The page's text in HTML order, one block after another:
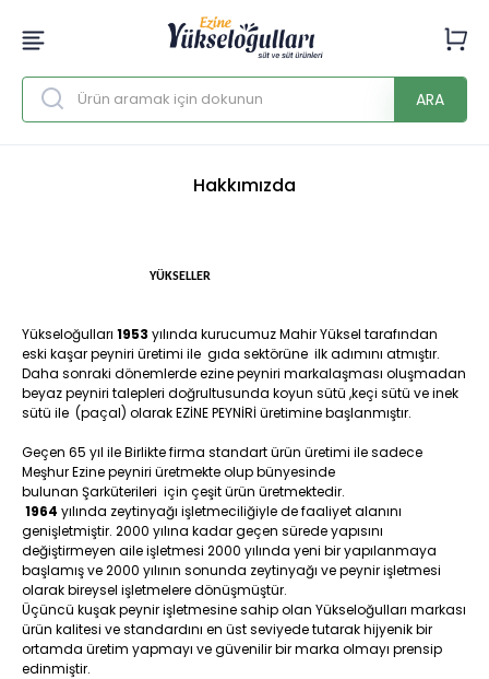
ARA
Hakkımızda
YÜKSELLER
Yükseloğulları 1953 yılında kurucumuz Mahir Yüksel tarafından
eski kaşar peyniri üretimi ile gıda sektörüne ilk adımını atmıştır.
Daha sonraki dönemlerde ezine peyniri markalaşması oluşmadan
beyaz peyniri talepleri doğrultusunda koyun sütü ,keçi sütü ve inek
sütü ile (paçal) olarak EZİNE PEYNİRİ üretimine başlanmıştır.
Geçen 65 yıl ile Birlikte firma standart ürün üretimi ile sadece
Meşhur Ezine peyniri üretmekte olup bünyesinde
bulunan Şarküterileri için çeşit ürün üretmektedir.
1964 yılında zeytinyağı işletmeciliğiyle de faaliyet alanını
genişletmiştir. 2000 yılına kadar geçen sürede yapısını
değiştirmeyen aile işletmesi 2000 yılında yeni bir yapılanmaya
başlamış ve 2000 yılının sonunda zeytinyağı ve peynir işletmesi
olarak bireysel işletmelere dönüşmüştür.
Üçüncü kuşak peynir işletmesine sahip olan Yükseloğulları markası
ürün kalitesi ve standardını en üst seviyede tutarak hijyenik bir
ortamda üretim yapmayı ve güvenilir bir marka olmayı prensip
edinmiştir.